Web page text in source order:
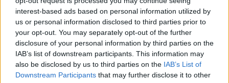
interest-based ads based on personal information utilized by
us or personal information disclosed to third parties prior to
your opt-out. You may separately opt-out of the further
disclosure of your personal information by third parties on the
IAB’s list of downstream participants. This information may
also be disclosed by us to third parties on the IAB’s List of
Downstream Participants that may further disclose it to other